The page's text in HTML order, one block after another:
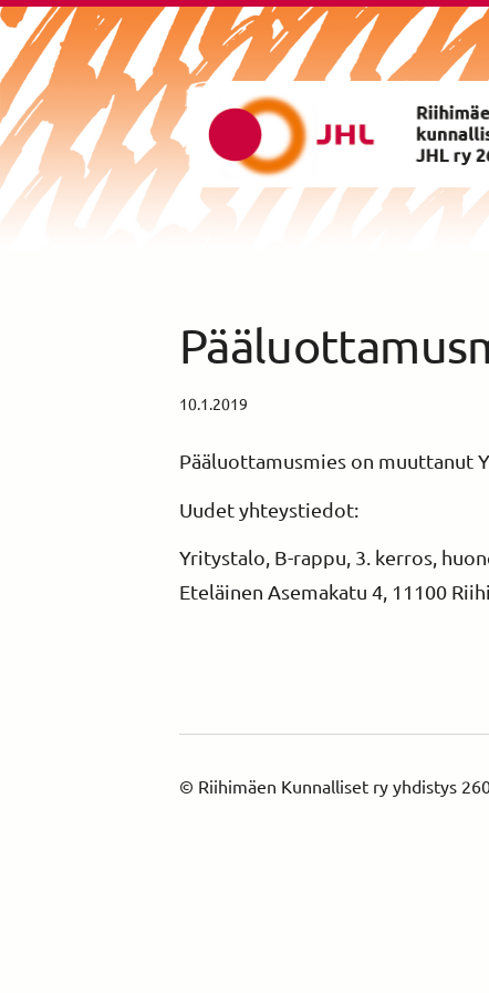
Siirry
sivun
sisältöön
Riihimäen Kunnalliset ry
10.1.2019
Pääluottamusmies on muuttanut
Uudet yhteystiedot:
Yritystalo, B-rappu, 3. kerros,
Eteläinen Asemakatu 4, 11100
© Riihimäen Kunnalliset ry yhdistys